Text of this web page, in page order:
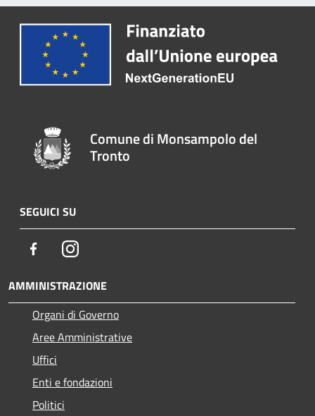
Comune di Monsampolo del
Tronto
SEGUICI SU
FacebookInstagram
AMMINISTRAZIONE
Organi di Governo
Aree Amministrative
Uffici
Enti e fondazioni
Politici